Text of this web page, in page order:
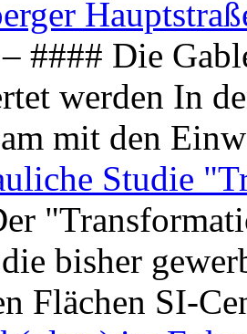
– #### Die
werden In
mit den
Studie
bisher
Flächen SI-